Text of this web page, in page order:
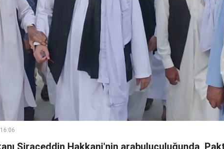
Siraceddin Hakkani'nin arabuluculuğunda,